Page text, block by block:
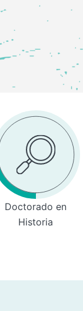
Doctorado en
Historia